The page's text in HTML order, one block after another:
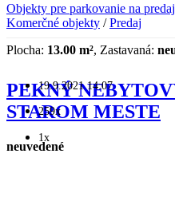
Objekty pre parkovanie na predaj
Komerčné objekty /Predaj
Plocha: 13.00 m², Zastavaná:
19.9.2021 14:07
259x
1x
PEKNÝ
STAROM MESTE
neuvedené